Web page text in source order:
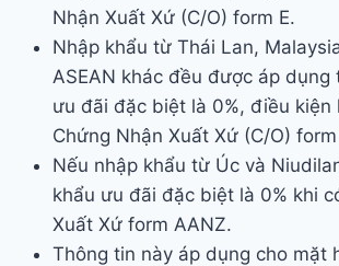
Nhận Xuất Xứ (C/O) form E.
Nhập khẩu từ Thái Lan,
ASEAN khác đều được áp dụng
ưu đãi đặc biệt là 0%, điều kiện
Chứng Nhận Xuất Xứ (C/O) form
Nếu nhập khẩu từ Úc và
khẩu ưu đãi đặc biệt là 0% khi
Xuất Xứ form AANZ.
Thông tin này áp dụng cho mặt